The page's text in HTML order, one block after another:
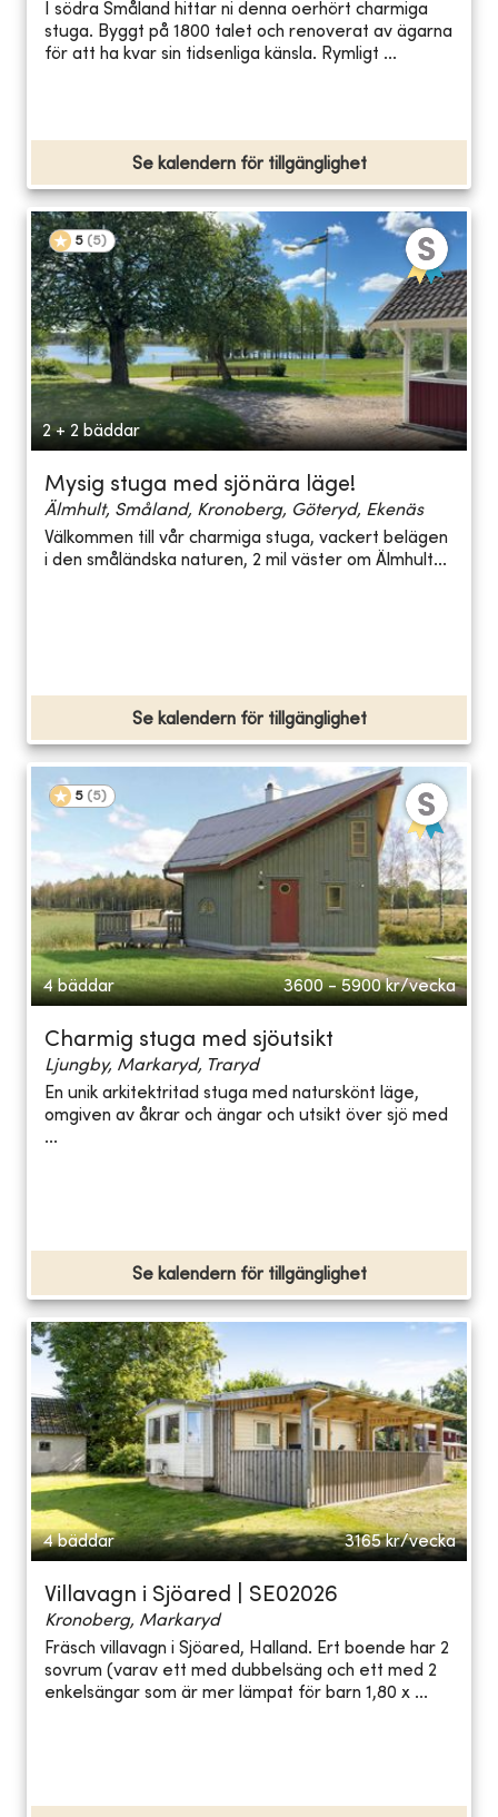
I södra Småland hittar ni denna oerhört charmiga
stuga. Byggt på 1800 talet och renoverat av ägarna
för att ha kvar sin tidsenliga känsla. Rymligt ...
Se kalendern för tillgänglighet
5 (5)
2 + 2 bäddar
Mysig stuga med sjönära läge!
Älmhult, Småland, Kronoberg, Göteryd, Ekenäs
Välkommen till vår charmiga stuga, vackert belägen
i den småländska naturen, 2 mil väster om Älmhult...
Se kalendern för tillgänglighet
5 (5)
4 bäddar 3600 - 5900 kr/vecka
Charmig stuga med sjöutsikt
Ljungby, Markaryd, Traryd
En unik arkitektritad stuga med naturskönt läge,
omgiven av åkrar och ängar och utsikt över sjö med
...
Se kalendern för tillgänglighet
4 bäddar 3165 kr/vecka
Villavagn i Sjöared | SE02026
Kronoberg, Markaryd
Fräsch villavagn i Sjöared, Halland. Ert boende har 2
sovrum (varav ett med dubbelsäng och ett med 2
enkelsängar som är mer lämpat för barn 1,80 x ...